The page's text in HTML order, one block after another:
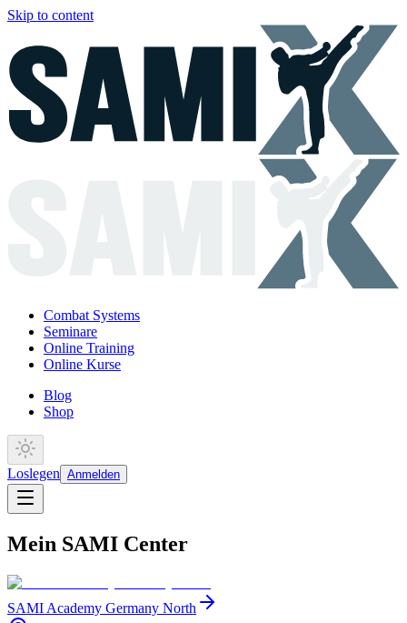
Skip to content
Combat Systems
Seminare
Online Training
Online Kurse
Blog
Shop
Loslegen Anmelden
Mein SAMI Center
SAMI Academy Germany North